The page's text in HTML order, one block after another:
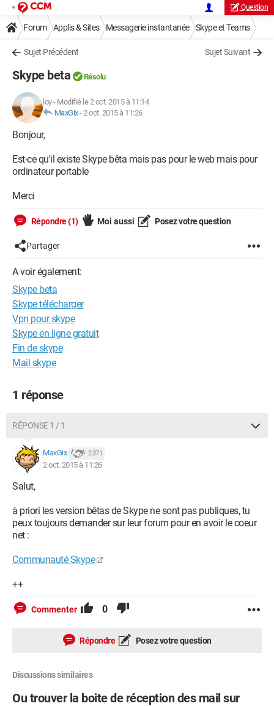
Question
Forum Applis & Sites Messagerie instantanée Skype et Teams
Sujet Précédent Sujet Suivant
Skype beta Résolu
loy- Modifié le 2 oct. 2015 à 11:14
MaxGix-2 oct. 2015 à 11:26
Bonjour,
Est-ce qu'il existe Skype bêta mais pas pour le web mais pour
ordinateur portable
Merci
Répondre (1) Moi aussi Posez votre question
Partager
A voir également:
Skype beta
Skype télécharger
Vpn pour skype
Skype en ligne gratuit
Fin de skype
Mail skype
1 réponse
RÉPONSE 1 / 1
MaxGix 2 371
2 oct. 2015 à 11:26
Salut,
à priori les version bêtas de Skype ne sont pas publiques, tu
peux toujours demander sur leur forum pour en avoir le coeur
net :
Communauté Skype
++
Commenter 0
Répondre Posez votre question
Discussions similaires
Ou trouver la boite de réception des mail sur